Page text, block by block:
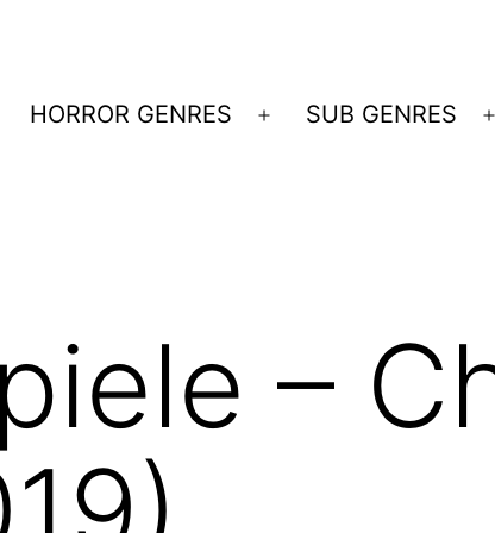
HORROR GENRES
Menü
SUB GENRES
–